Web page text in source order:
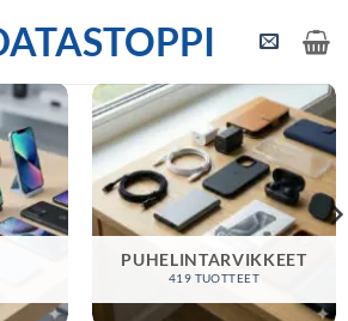
PUHELINTARVIKKEET
419 TUOTTEET